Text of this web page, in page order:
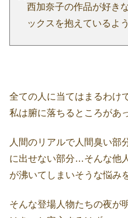
西加奈子の作品が好き
ックスを抱えているよ
全ての人に当てはまるわけ
私は腑に落ちるところがあ
人間のリアルで人間臭い部
に出せない部分…そんな他
が沸いてしまいそうな悩み
そんな登場人物たちの夜が